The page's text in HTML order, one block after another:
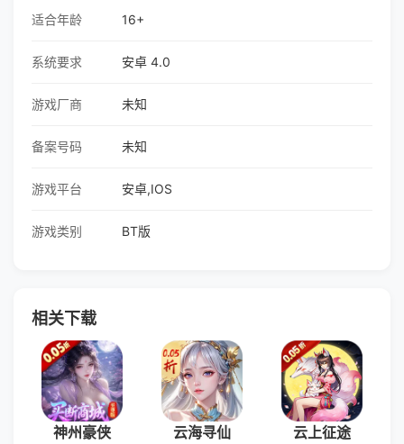
适合年龄 16+
系统要求 安卓 4.0
游戏厂商 未知
备案号码 未知
游戏平台 安卓,IOS
游戏类别 BT版
相关下载
神州豪侠 云海寻仙 云上征途